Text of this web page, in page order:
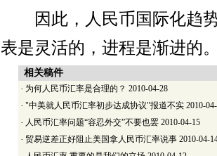
因此，人民币国际化趋势
表是灵活的，进程是渐进的
相关稿件
· 为何人民币汇率是合理的？ 2010-04-28
· "中美就人民币汇率初步达成协议"报道不实 2010-
· 人民币汇率问题“容忍外交”不要也罢 2010-04-15
· 贸易逆差正好阻止美国拿人民币汇率说事 2010-04-